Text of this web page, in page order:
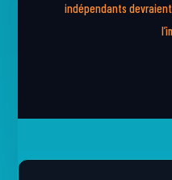
indépendants